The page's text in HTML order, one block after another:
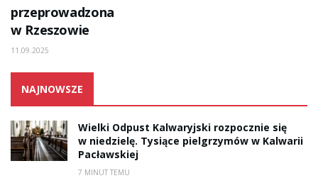
przeprowadzona
w Rzeszowie
11.09.2025
NAJNOWSZE
Wielki Odpust Kalwaryjski rozpocznie się
w niedzielę. Tysiące pielgrzymów w Kalwarii
Pacławskiej
7 MINUT TEMU